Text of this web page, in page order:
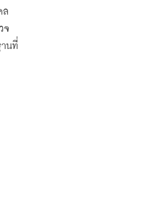
ล
จ
นที่